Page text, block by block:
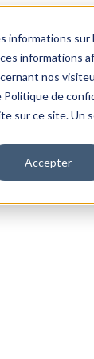
informations sur
informations
nos
Politique de
sur ce site. Un
Accepter